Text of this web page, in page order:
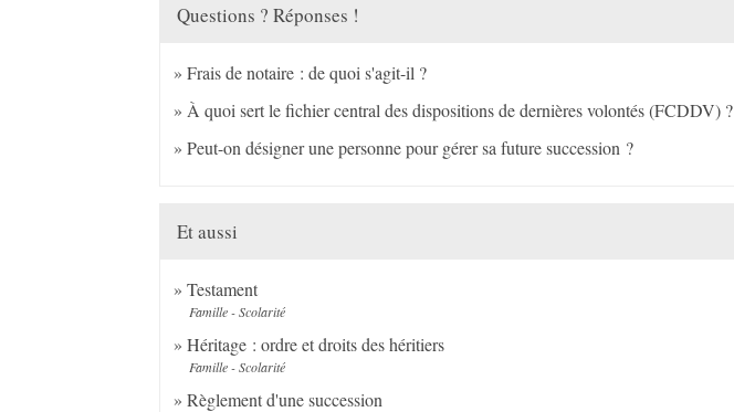
Questions ? Réponses !
Frais de notaire : de quoi s'agit-il ?
À quoi sert le fichier central des dispositions de dernières volontés (FCDDV) ?
Peut-on désigner une personne pour gérer sa future succession ?
Et aussi
Testament
Famille - Scolarité
Héritage : ordre et droits des héritiers
Famille - Scolarité
Règlement d'une succession